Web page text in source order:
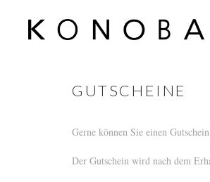
GUTSCHEINE
Gerne können Sie einen
Der Gutschein wird nach dem